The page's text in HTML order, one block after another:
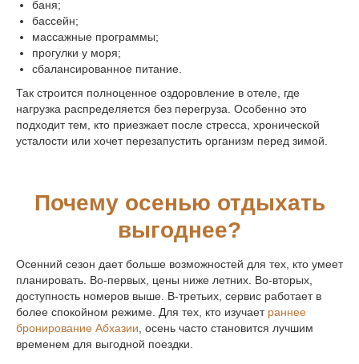
баня;
бассейн;
массажные программы;
прогулки у моря;
сбалансированное питание.
Так строится полноценное оздоровление в отеле, где
нагрузка распределяется без перегруза. Особенно это
подходит тем, кто приезжает после стресса, хронической
усталости или хочет перезапустить организм перед зимой.
Почему осенью отдыхать
выгоднее?
Осенний сезон дает больше возможностей для тех, кто умеет
планировать. Во-первых, цены ниже летних. Во-вторых,
доступность номеров выше. В-третьих, сервис работает в
более спокойном режиме. Для тех, кто изучает раннее
бронирование Абхазии , осень часто становится лучшим
временем для выгодной поездки.
адрес
Абхазия, Гагрский р-н,
г. Гагры, пос.Цандрипш,
ул. Октябрьская, 516